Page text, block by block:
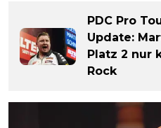
PDC Pro
Update:
Platz 2 nur
Rock